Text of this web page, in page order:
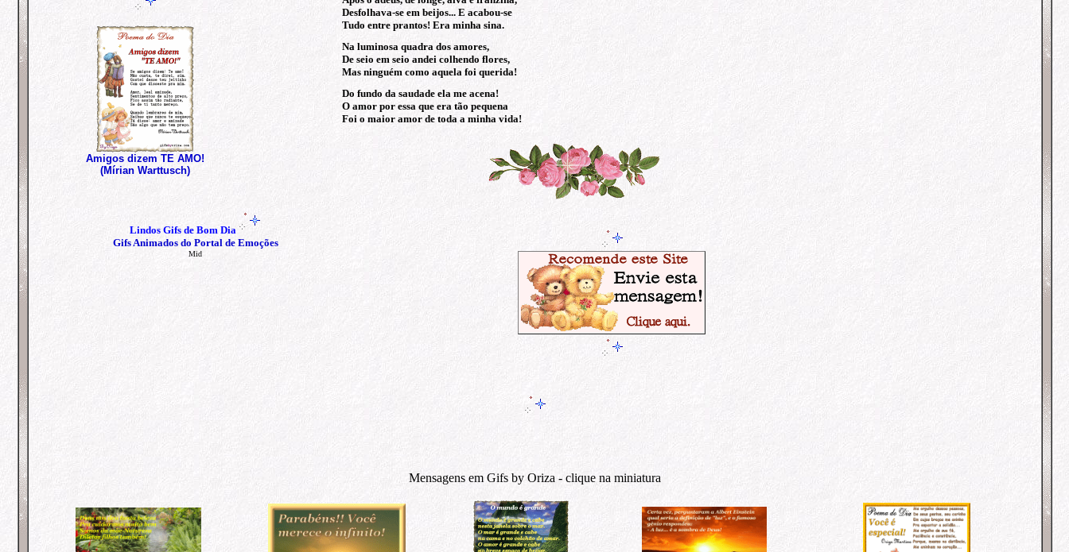
Amigos dizem TE AMO!
(Mírian Warttusch)
Desfolhava-se em beijos... E acabou-se
Tudo entre prantos! Era minha sina.
Na luminosa quadra dos amores,
De seio em seio andei colhendo flores,
Mas ninguém como aquela foi querida!
Do fundo da saudade ela me acena!
O amor por essa que era tão pequena
Foi o maior amor de toda a minha vida!
Lindos Gifs de Bom Dia
Gifs Animados do Portal de Emoções
Mid
Mensagens em Gifs by Oriza - clique na miniatura